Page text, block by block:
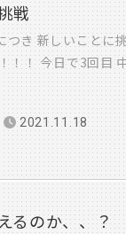
戦
つき 新しいことに
！！ 今日で3回目
か
なおしてるところ
にか楽しく 素敵
クオフィシャル
いします。
2021.11.18
るのか、、？